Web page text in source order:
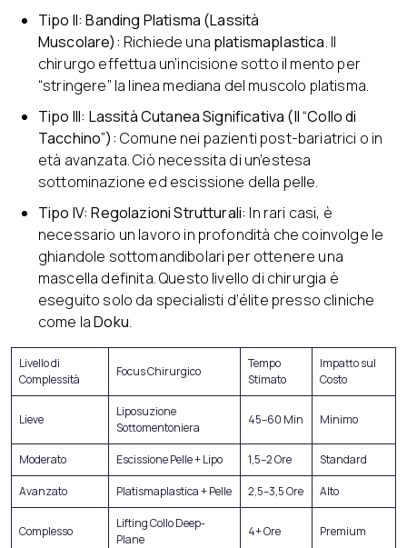
Tipo II: Banding Platisma (Lassità
Muscolare): Richiede una platismaplastica. Il
chirurgo effettua un’incisione sotto il mento per
“stringere” la linea mediana del muscolo platisma.
Tipo III: Lassità Cutanea Significativa (Il “Collo di
Tacchino”): Comune nei pazienti post-bariatrici o in
età avanzata. Ciò necessita di un’estesa
sottominazione ed escissione della pelle.
Tipo IV: Regolazioni Strutturali: In rari casi, è
necessario un lavoro in profondità che coinvolge le
ghiandole sottomandibolari per ottenere una
mascella definita. Questo livello di chirurgia è
eseguito solo da specialisti d’élite presso cliniche
come laDoku.
Livello di
Complessità
Focus Chirurgico
Tempo
Stimato
Impatto sul
Costo
Lieve
Liposuzione
Sottomentoniera
45–60 Min Minimo
Moderato Escissione Pelle + Lipo 1,5–2 Ore Standard
Avanzato Platismaplastica + Pelle 2,5–3,5 Ore Alto
Complesso
Lifting Collo Deep-
Plane
4+ Ore Premium